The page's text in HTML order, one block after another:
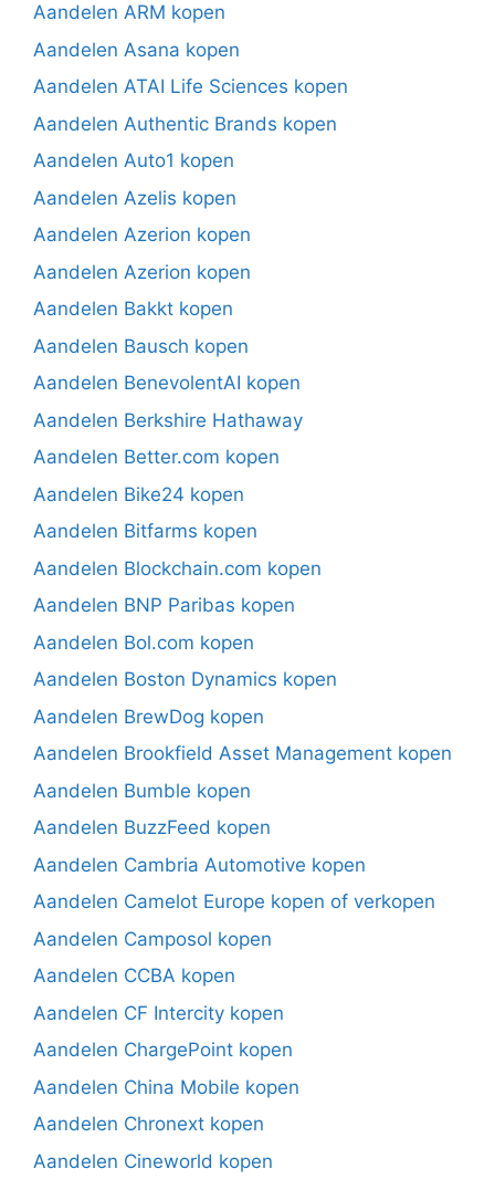
Aandelen ARM kopen
Aandelen Asana kopen
Aandelen ATAI Life Sciences kopen
Aandelen Authentic Brands kopen
Aandelen Auto1 kopen
Aandelen Azelis kopen
Aandelen Azerion kopen
Aandelen Azerion kopen
Aandelen Bakkt kopen
Aandelen Bausch kopen
Aandelen BenevolentAI kopen
Aandelen Berkshire Hathaway
Aandelen Better.com kopen
Aandelen Bike24 kopen
Aandelen Bitfarms kopen
Aandelen Blockchain.com kopen
Aandelen BNP Paribas kopen
Aandelen Bol.com kopen
Aandelen Boston Dynamics kopen
Aandelen BrewDog kopen
Aandelen Brookfield Asset Management kopen
Aandelen Bumble kopen
Aandelen BuzzFeed kopen
Aandelen Cambria Automotive kopen
Aandelen Camelot Europe kopen of verkopen
Aandelen Camposol kopen
Aandelen CCBA kopen
Aandelen CF Intercity kopen
Aandelen ChargePoint kopen
Aandelen China Mobile kopen
Aandelen Chronext kopen
Aandelen Cineworld kopen